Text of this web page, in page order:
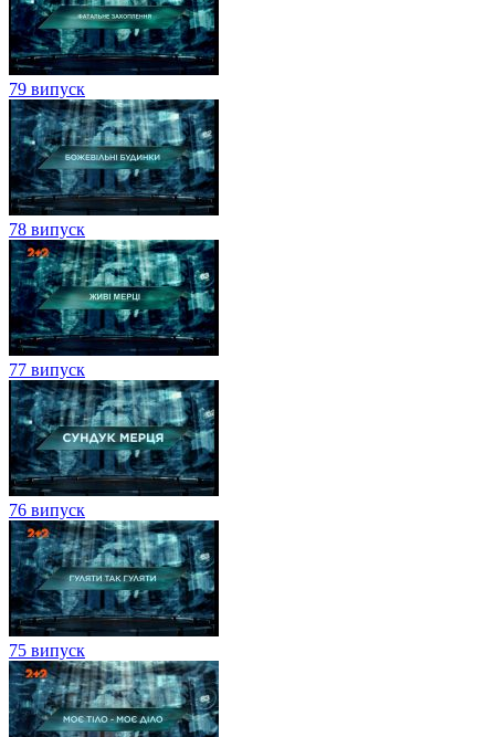
79 випуск
78 випуск
77 випуск
76 випуск
75 випуск